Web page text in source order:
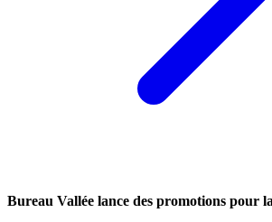
Bureau Vallée lance des promotions pour